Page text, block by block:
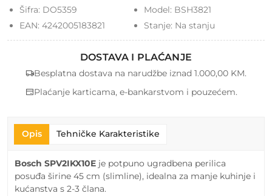
Šifra: DO5359 Model: BSH3821
EAN: 4242005183821 Stanje: Na stanju
DOSTAVA I PLAĆANJE
Besplatna dostava na narudžbe iznad 1.000,00 KM.
Plaćanje karticama, e-bankarstvom i pouzećem.
Opis Tehničke Karakteristike
Bosch SPV2IKX10E je potpuno ugradbena perilica
posuđa širine 45 cm (slimline), idealna za manje kuhinje i
kućanstva s 2-3 člana.